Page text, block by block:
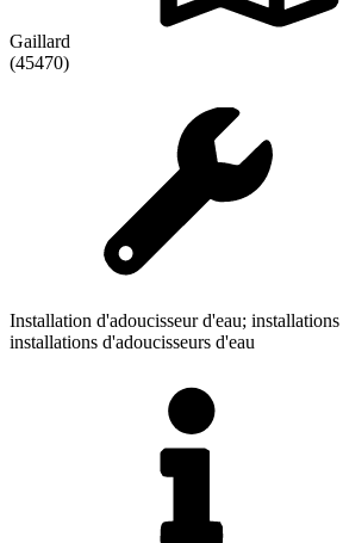
Gaillard
(45470)
Installation d'adoucisseur d'eau;
installations d'adoucisseurs d'eau